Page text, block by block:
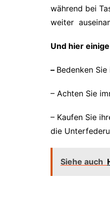
während bei
weiter
Und hier
– Bedenken
– Achten Sie
– Kaufen Sie
die
Siehe auch